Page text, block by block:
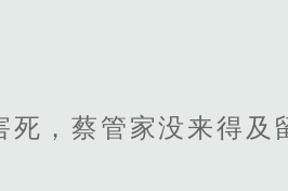
死，蔡管家没来得及